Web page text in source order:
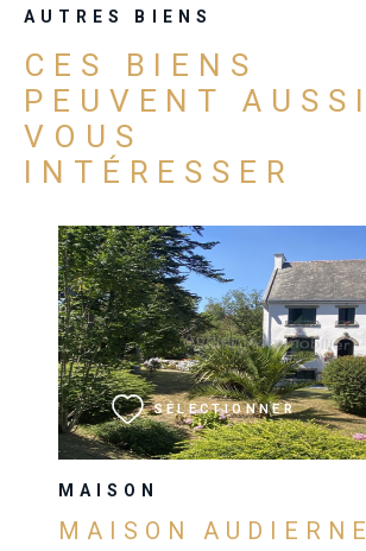
AUTRES BIENS
CES BIENS
PEUVENT AUSSI
VOUS
INTÉRESSER
MAISON
MAISON AUDIERNE
SÉLECTIONNER
VOIR LE BIEN